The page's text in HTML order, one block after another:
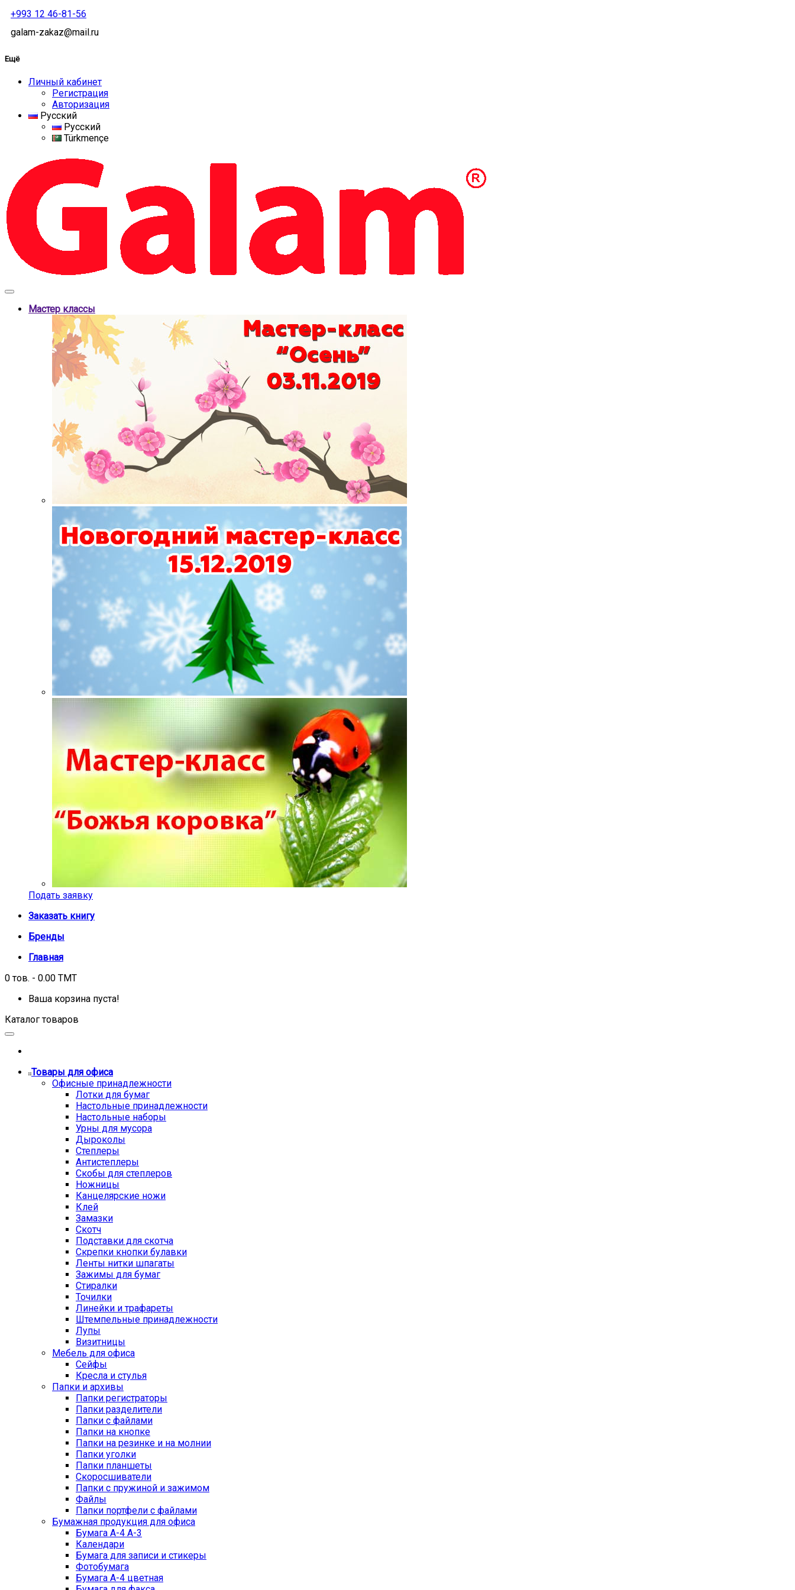
+993 12 46-81-56
galam-zakaz@mail.ru
Ещё
Личный кабинет
Регистрация
Авторизация
Русский
Русский
Türkmençe
Мастер классы
Подать заявку
Заказать книгу
Бренды
Главная
0 тов. - 0.00 TMT
Ваша корзина пуста!
Каталог товаров
Товары для офиса
Офисные принадлежности
Лотки для бумаг
Настольные принадлежности
Настольные наборы
Урны для мусора
Дыроколы
Степлеры
Антистеплеры
Скобы для степлеров
Ножницы
Канцелярские ножи
Клей
Замазки
Скотч
Подставки для скотча
Скрепки кнопки булавки
Ленты нитки шпагаты
Зажимы для бумаг
Стиралки
Точилки
Линейки и трафареты
Штемпельные принадлежности
Лупы
Визитницы
Мебель для офиса
Сейфы
Кресла и стулья
Папки и архивы
Папки регистраторы
Папки разделители
Папки с файлами
Папки на кнопке
Папки на резинке и на молнии
Папки уголки
Папки планшеты
Скоросшиватели
Папки с пружиной и зажимом
Файлы
Папки портфели с файлами
Бумажная продукция для офиса
Бумага А-4 А-3
Календари
Бумага для записи и стикеры
Фотобумага
Бумага А-4 цветная